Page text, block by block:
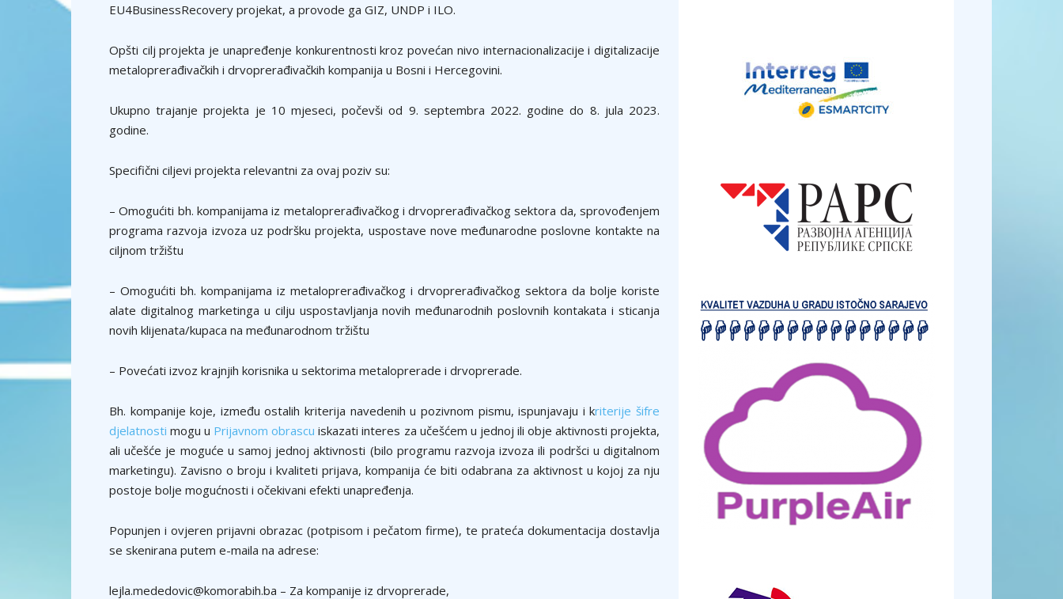
EU4BusinessRecovery projekat, a provode ga GIZ, UNDP i ILO.
Opšti cilj projekta je unapređenje konkurentnosti kroz povećan nivo internacionalizacije i digitalizacije
metaloprerađivačkih i drvoprerađivačkih kompanija u Bosni i Hercegovini.
Ukupno trajanje projekta je 10 mjeseci, počevši od 9. septembra 2022. godine do 8. jula 2023.
godine.
Specifični ciljevi projekta relevantni za ovaj poziv su:
– Omogućiti bh. kompanijama iz metaloprerađivačkog i drvoprerađivačkog sektora da, sprovođenjem
programa razvoja izvoza uz podršku projekta, uspostave nove međunarodne poslovne kontakte na
ciljnom tržištu
– Omogućiti bh. kompanijama iz metaloprerađivačkog i drvoprerađivačkog sektora da bolje koriste
alate digitalnog marketinga u cilju uspostavljanja novih međunarodnih poslovnih kontakata i sticanja
novih klijenata/kupaca na međunarodnom tržištu
– Povećati izvoz krajnjih korisnika u sektorima metaloprerade i drvoprerade.
Bh. kompanije koje, između ostalih kriterija navedenih u pozivnom pismu, ispunjavaju i kriterije šifre
djelatnosti mogu u Prijavnom obrascu iskazati interes za učešćem u jednoj ili obje aktivnosti projekta,
ali učešće je moguće u samoj jednoj aktivnosti (bilo programu razvoja izvoza ili podršci u digitalnom
marketingu). Zavisno o broju i kvaliteti prijava, kompanija će biti odabrana za aktivnost u kojoj za nju
postoje bolje mogućnosti i očekivani efekti unapređenja.
Popunjen i ovjeren prijavni obrazac (potpisom i pečatom firme), te prateća dokumentacija dostavlja
se skenirana putem e-maila na adrese:
lejla.mededovic@komorabih.ba – Za kompanije iz drvoprerade,